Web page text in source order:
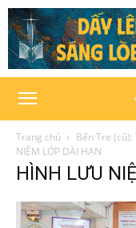
Trang chủ Bến Tre
NIỆM LỚP DÀI HẠN
HÌNH LƯU